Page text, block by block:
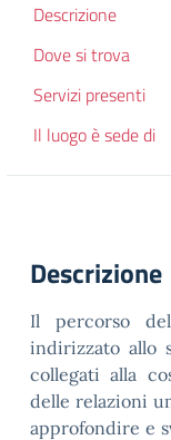
Descrizione
Dove si trova
Servizi presenti
Il luogo è sede di
Descrizione
Il percorso
indirizzato allo
collegati alla
delle relazioni
approfondire e